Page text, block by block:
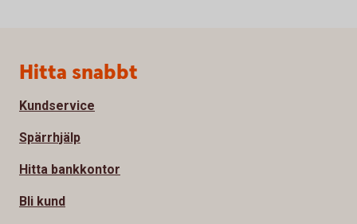
Sidfot
Hitta snabbt
Kundservice
Spärrhjälp
Hitta bankkontor
Bli kund